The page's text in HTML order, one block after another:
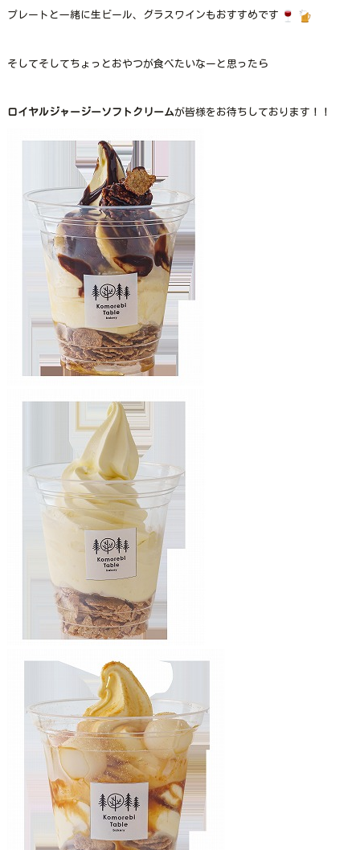
プレートと一緒に生ビール、グラスワインもおすすめです
そしてそしてちょっとおやつが食べたいなーと思ったら
ロイヤルジャージーソフトクリームが皆様をお待ちしております！！